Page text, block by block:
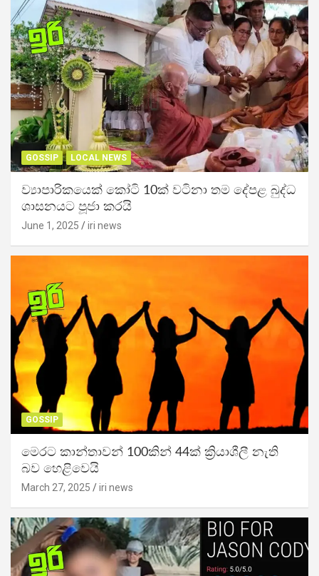
GOSSIP LOCAL NEWS
ව්‍යාපාරිකයෙක් කෝටි 10ක් වටිනා තම දේපළ බුද්ධ
ශාසනයට පූජා කරයි
June 1, 2025 iri news
GOSSIP
මෙරට කාන්තාවන් 100කින් 44ක් ක්‍රියාශීලී නැති
බව හෙළිවෙයි
March 27, 2025 iri news